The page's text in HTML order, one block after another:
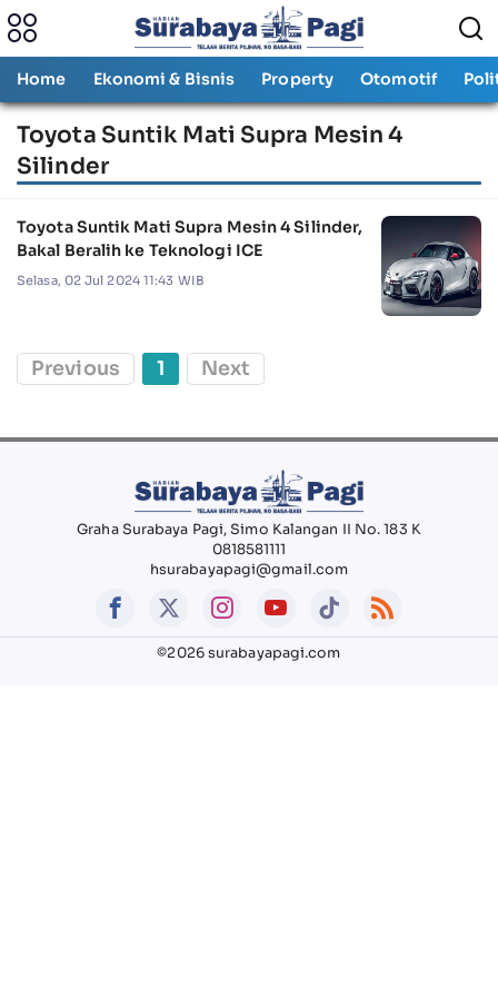
Home Ekonomi & Bisnis Property Otomotif
Toyota Suntik Mati Supra Mesin 4
Silinder
Toyota Suntik Mati Supra Mesin 4 Silinder,
Bakal Beralih ke Teknologi ICE
Selasa, 02 Jul 2024 11:43 WIB
Previous 1 Next
Graha Surabaya Pagi, Simo Kalangan II No. 183 K
0818581111
hsurabayapagi@gmail.com
©2026 surabayapagi.com